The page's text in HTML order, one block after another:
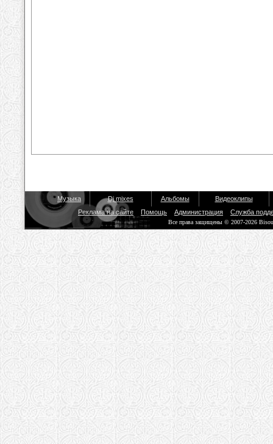
Музыка Dj mixes Альбомы
Видеоклипы
Реклама на сайте
Помощь Администрация Служба
Все права защищены © 2007-2026